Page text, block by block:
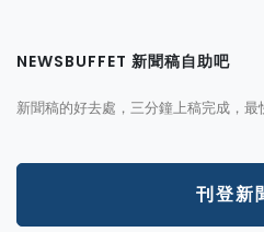
NEWSBUFFET 新聞稿自助吧
新聞稿的好去處，三分鐘上稿完成，最
刊登新